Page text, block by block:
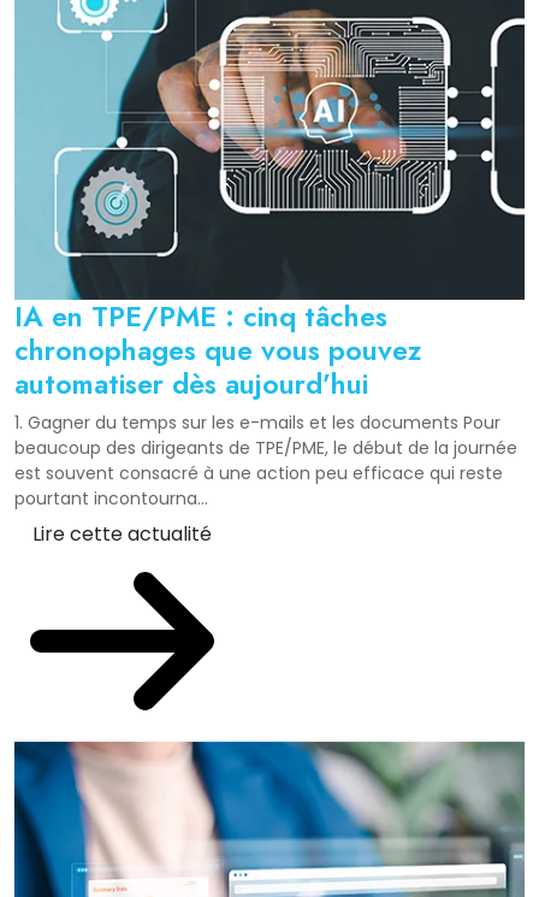
IA en TPE/PME : cinq tâches
chronophages que vous pouvez
automatiser dès aujourd’hui
1. Gagner du temps sur les e-mails et les documents Pour
beaucoup des dirigeants de TPE/PME, le début de la journée
est souvent consacré à une action peu efficace qui reste
pourtant incontourna...
Lire cette actualité